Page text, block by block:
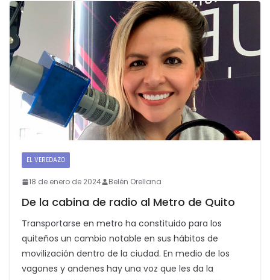
EL VEREDAZO
18 de enero de 2024 Belén Orellana
De la cabina de radio al Metro de Quito
Transportarse en metro ha constituido para los
quiteños un cambio notable en sus hábitos de
movilización dentro de la ciudad. En medio de los
vagones y andenes hay una voz que les da la